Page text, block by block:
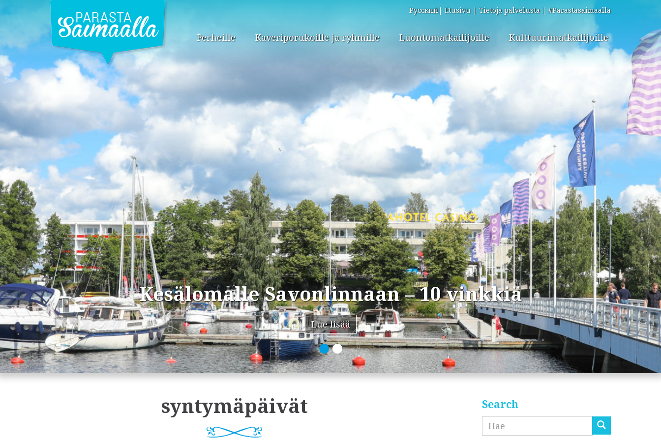
Русский Etusivu Tietoja palvelusta #Parastasaimaalla
Perheille Kaveriporukoille ja ryhmille Luontomatkailijoille Kulttuurimatkailijoille
Kesälomalle Savonlinnaan – 10 vinkkiä
Lue lisää
syntymäpäivät Search
Etsi